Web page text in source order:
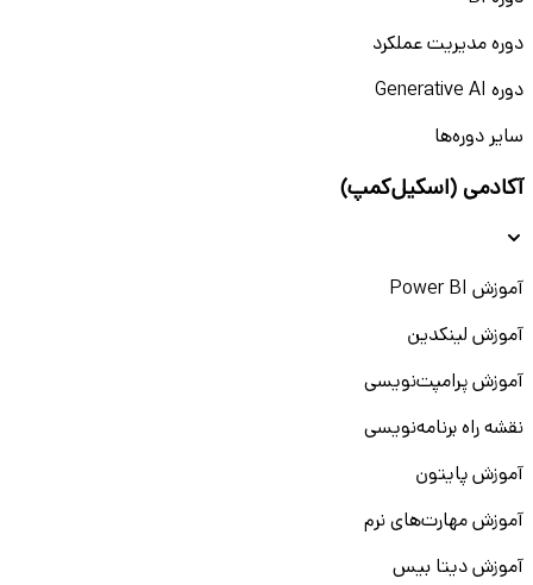
دوره مدیریت عملکرد
دوره Generative AI
سایر دوره‌ها
آکادمی (اسکیل‌کمپ)
آموزش Power BI
آموزش لینکدین
آموزش پرامپت‌نویسی
نقشه راه برنامه‌نویسی
آموزش پایتون
آموزش مهارت‌های نرم
آموزش دیتا بیس